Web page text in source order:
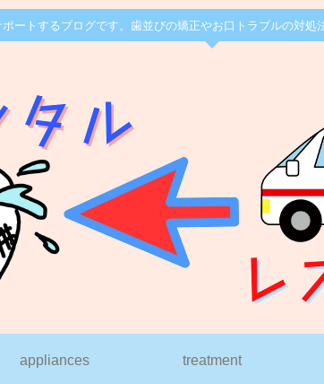
ートするブログです。歯並びの矯正やお口トラブルの対処
appliances treatment